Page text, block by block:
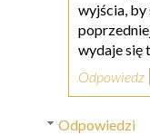
wyjścia, by
wydaje się
Odpowiedz
Odpowiedzi